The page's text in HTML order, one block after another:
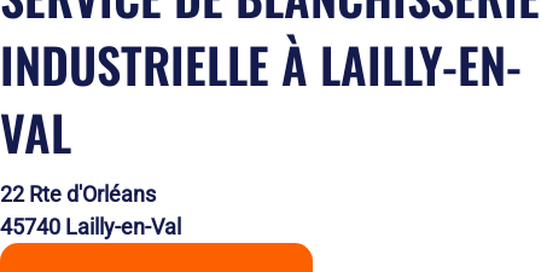
domicile
de
travail
L’engagement
service
L’innovation
textile
Netexial
quelques
chiffres
Nous
rejoindre
agences
Ils
nous
locales
service
Solutions
stockage
Tapis
Fontaines
à
eau
Vêtement
Salles
INDUSTRIELLE À LAILLY-EN-
VAL
22 Rte d'Orléans
45740 Lailly-en-Val